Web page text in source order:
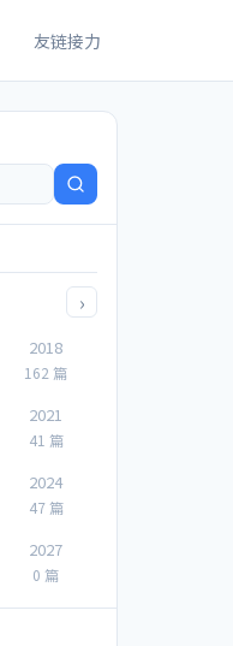
友链接力
›
2018
162 篇
2021
41 篇
2024
47 篇
2027
0 篇